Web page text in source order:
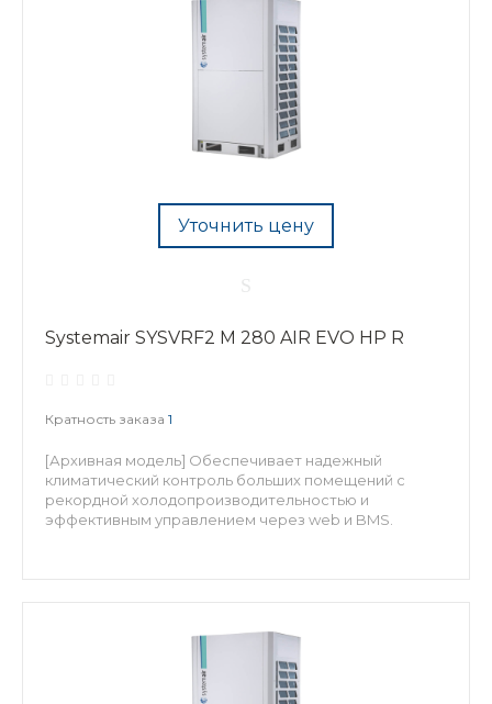
Уточнить цену
Systemair SYSVRF2 M 280 AIR EVO HP R
Кратность заказа 1
[Архивная модель] Обеспечивает надежный
климатический контроль больших помещений с
рекордной холодопроизводительностью и
эффективным управлением через web и BMS.